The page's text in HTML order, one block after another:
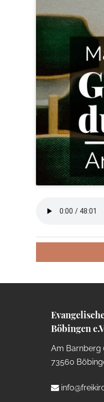
Böbingen
Am Barnberg
73560